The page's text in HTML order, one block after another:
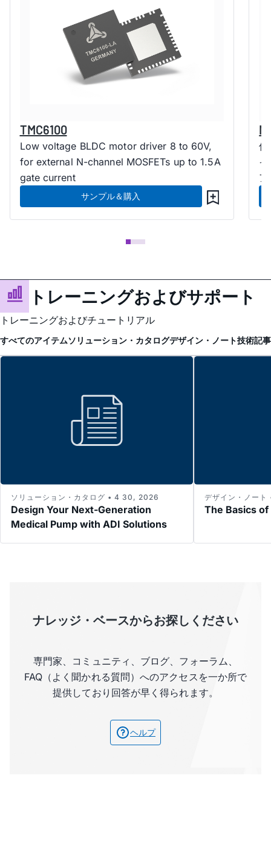
TMC6100
Low voltage BLDC motor driver 8 to 60V,
for external N-channel MOSFETs up to 1.5A
gate current
サンプル＆購入
トレーニングおよびサポート
トレーニングおよびチュートリアル
すべてのアイテムソリューション・カタログデザイン・ノート技術記事
Design Your Next-Generation
Medical Pump with ADI Solutions
ソリューション・カタログ • 4 30, 2026
The Basics
デザイン・ノー
ナレッジ・ベースからお探しください
専門家、コミュニティ、ブログ、フォーラム、
FAQ（よく聞かれる質問）へのアクセスを一か所で
提供しており回答が早く得られます。
ヘルプ